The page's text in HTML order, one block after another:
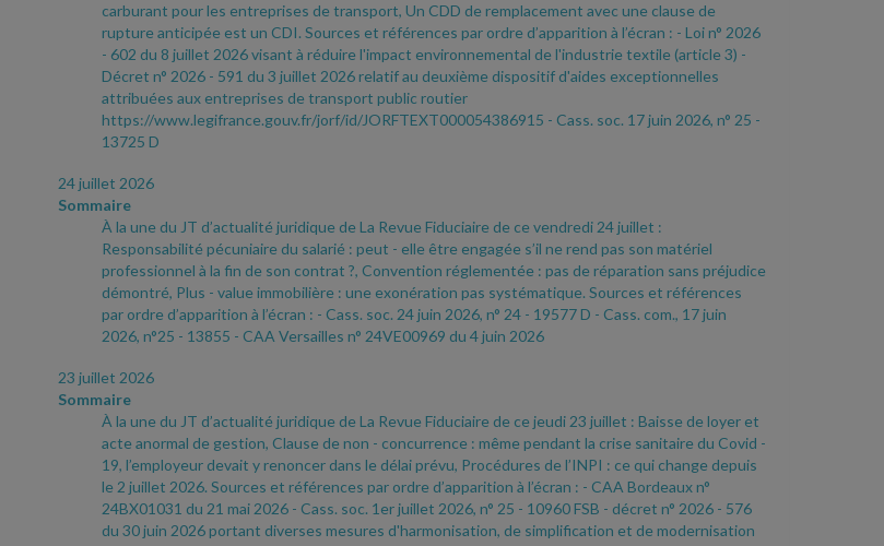
carburant pour les entreprises de transport, Un CDD de remplacement avec une clause de
rupture anticipée est un CDI. Sources et références par ordre d’apparition à l’écran : - Loi n° 2026
- 602 du 8 juillet 2026 visant à réduire l'impact environnemental de l'industrie textile (article 3) -
Décret n° 2026- 591 du 3 juillet 2026 relatif au deuxième dispositif d'aides exceptionnelles
attribuées aux entreprises de transport public routier
https://www.legifrance.gouv.fr/jorf/id/JORFTEXT000054386915 - Cass. soc. 17 juin 2026, n° 25 -
13725 D
24 juillet 2026
Sommaire
À la une du JT d’actualité juridique de La Revue Fiduciaire de ce vendredi 24 juillet :
Responsabilité pécuniaire du salarié : peut - elle être engagée s’il ne rend pas son matériel
professionnel à la fin de son contrat ?, Convention réglementée : pas de réparation sans préjudice
démontré, Plus - value immobilière : une exonération pas systématique. Sources et références
par ordre d’apparition à l’écran : - Cass. soc. 24 juin 2026, n° 24- 19577 D - Cass. com., 17 juin
2026, n°25 - 13855 - CAA Versailles n° 24VE00969 du 4 juin 2026
23 juillet 2026
Sommaire
À la une du JT d’actualité juridique de La Revue Fiduciaire de ce jeudi 23 juillet : Baisse de loyer et
acte anormal de gestion, Clause de non - concurrence : même pendant la crise sanitaire du Covid -
19, l’employeur devait y renoncer dans le délai prévu, Procédures de l’INPI : ce qui change depuis
le 2 juillet 2026. Sources et références par ordre d’apparition à l’écran : - CAA Bordeaux n°
24BX01031 du 21 mai 2026 - Cass. soc. 1er juillet 2026, n° 25 - 10960 FSB - décret n° 2026- 576
du 30 juin 2026 portant diverses mesures d'harmonisation, de simplification et de modernisation